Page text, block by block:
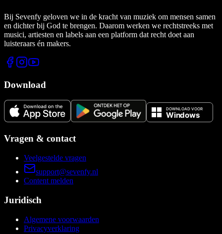
Bij Sevenfy geloven we in de kracht van muziek om mensen samen
en dichter bij God te brengen. Daarom werken we rechtstreeks met
musici, artiesten en labels aan een platform dat recht doet aan
luisteraars én makers.
Download
Vragen & contact
Veelgestelde vragen
support@sevenfy.nl
Content melden
Juridisch
Algemene voorwaarden
Privacyverklaring